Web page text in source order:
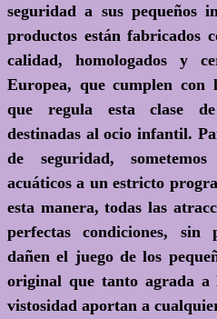
seguridad a sus pequeños
productos están fabricados
calidad, homologados y
Europea, que cumplen con
que regula esta clase de
destinadas al ocio infantil.
de seguridad,
acuáticos a un estricto
esta manera, todas las
perfectas condiciones,
dañen el juego de los
original que tanto agrada a
vistosidad aportan a